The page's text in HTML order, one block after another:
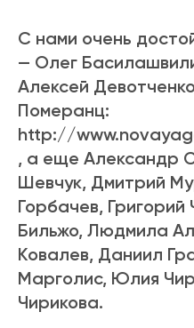
С нами очень
— Олег
Алексей
Померанц:
http://
, а еще Александр
Шевчук, Дмитрий
Горбачев,
Бильжо, Людмила
Ковалев, Даниил
Марголис, Юлия
Чирикова.